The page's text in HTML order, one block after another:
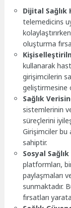
Dijital Sağlık
telemedicins
oluşturma
kullanarak
girişimcilerin
geliştirmesine
Sağlık
sistemlerinin
süreçlerini
Girişimciler bu
sahiptir.
Sosyal
platformları,
paylaşmaları
sunmaktadır.
fırsatları